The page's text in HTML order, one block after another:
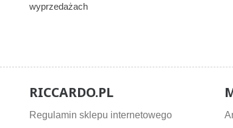
wyprzedażach
RICCARDO.PL
Regulamin sklepu internetowego